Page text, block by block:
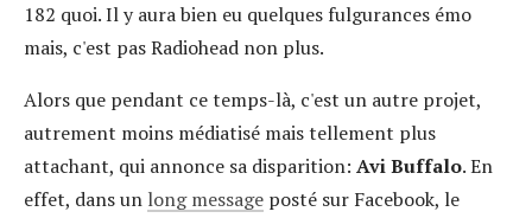
182 quoi. Il y aura bien eu quelques fulgurances émo
mais, c'est pas Radiohead non plus.
Alors que pendant ce temps-là, c'est un autre projet,
autrement moins médiatisé mais tellement plus
attachant, qui annonce sa disparition: Avi Buffalo. En
effet, dans un long message posté sur Facebook, le